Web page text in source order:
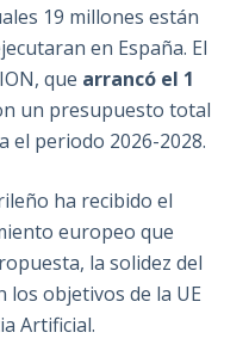
19 millones están
en España. El
que arrancó el 1
un presupuesto total
el periodo 2026-2028.
ha recibido el
europeo que
la solidez del
los objetivos de la UE
Artificial.